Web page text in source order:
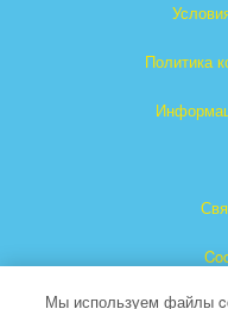
Политика
Мы используем файлы